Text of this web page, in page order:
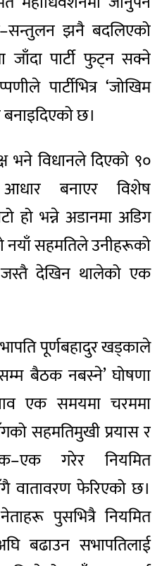
झनै बदलिएको
जाँदा पार्टी फुट्न सक्ने
पार्टीभित्र ‘जोखिम
बनाइदिएको छ।
भने विधानले दिएको ९०
आधार बनाएर विशेष
हो भन्ने अडानमा अडिग
नयाँ सहमतिले उनीहरूको
जस्तै देखिन थालेको एक
पूर्णबहादुर खड्काले
बैठक नबस्ने’ घोषणा
एक समयमा चरममा
सहमतिमुखी प्रयास र
गरेर नियमित
वातावरण फेरिएको छ।
पुसभित्रै नियमित
बढाउन सभापतिलाई